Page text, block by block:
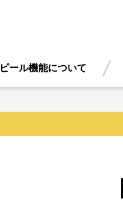
ール機能について